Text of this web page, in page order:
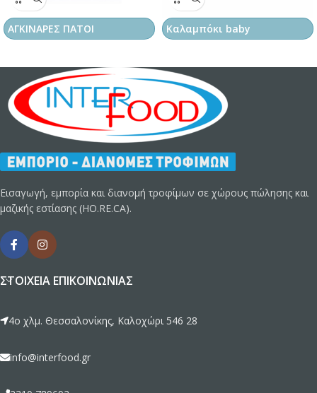
ΑΓΚΙΝΑΡΕΣ ΠΑΤΟΙ Καλαμπόκι baby
Εισαγωγή, εμπορία και διανομή τροφίμων σε χώρους πώλησης και
μαζικής εστίασης (HO.RE.CA).
ΣΤΟΙΧΕΊΑ ΕΠΙΚΟΙΝΩΝΊΑΣ
4ο χλμ. Θεσσαλονίκης, Καλοχώρι 546 28
info@interfood.gr